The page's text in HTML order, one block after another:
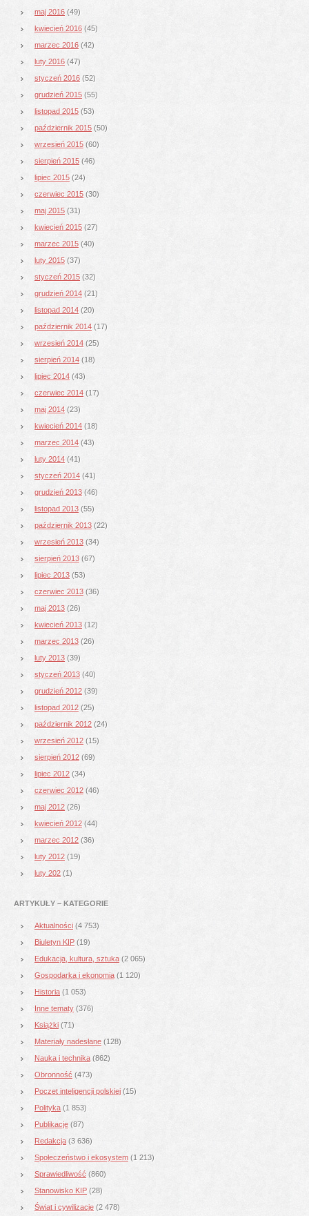
maj 2016 (49)
kwiecień 2016 (45)
marzec 2016 (42)
luty 2016 (47)
styczeń 2016 (52)
grudzień 2015 (55)
listopad 2015 (53)
październik 2015 (50)
wrzesień 2015 (60)
sierpień 2015 (46)
lipiec 2015 (24)
czerwiec 2015 (30)
maj 2015 (31)
kwiecień 2015 (27)
marzec 2015 (40)
luty 2015 (37)
styczeń 2015 (32)
grudzień 2014 (21)
listopad 2014 (20)
październik 2014 (17)
wrzesień 2014 (25)
sierpień 2014 (18)
lipiec 2014 (43)
czerwiec 2014 (17)
maj 2014 (23)
kwiecień 2014 (18)
marzec 2014 (43)
luty 2014 (41)
styczeń 2014 (41)
grudzień 2013 (46)
listopad 2013 (55)
październik 2013 (22)
wrzesień 2013 (34)
sierpień 2013 (67)
lipiec 2013 (53)
czerwiec 2013 (36)
maj 2013 (26)
kwiecień 2013 (12)
marzec 2013 (26)
luty 2013 (39)
styczeń 2013 (40)
grudzień 2012 (39)
listopad 2012 (25)
październik 2012 (24)
wrzesień 2012 (15)
sierpień 2012 (69)
lipiec 2012 (34)
czerwiec 2012 (46)
maj 2012 (26)
kwiecień 2012 (44)
marzec 2012 (36)
luty 2012 (19)
luty 202 (1)
ARTYKUŁY – KATEGORIE
Aktualności (4 753)
Biuletyn KIP (19)
Edukacja, kultura, sztuka (2 065)
Gospodarka i ekonomia (1 120)
Historia (1 053)
Inne tematy (376)
Książki (71)
Materiały nadesłane (128)
Nauka i technika (862)
Obronność (473)
Poczet inteligencji polskiej (15)
Polityka (1 853)
Publikacje (87)
Redakcja (3 636)
Społeczeństwo i ekosystem (1 213)
Sprawiedliwość (860)
Stanowisko KIP (28)
Świat i cywilizacje (2 478)